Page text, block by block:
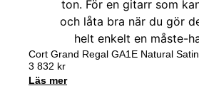
Cort Grand Regal GA1E Natural Satin
3 832 kr
Läs mer